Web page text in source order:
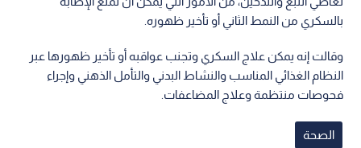
بالسكري من النمط الثاني أو تأخير ظهوره.
وقالت إنه يمكن علاج السكري وتجنب عواقبه أو تأخير ظهورها عبر
النظام الغذائي المناسب والنشاط البدني والتأمل الذهني وإجراء
فحوصات منتظمة وعلاج المضاعفات.
الصحة